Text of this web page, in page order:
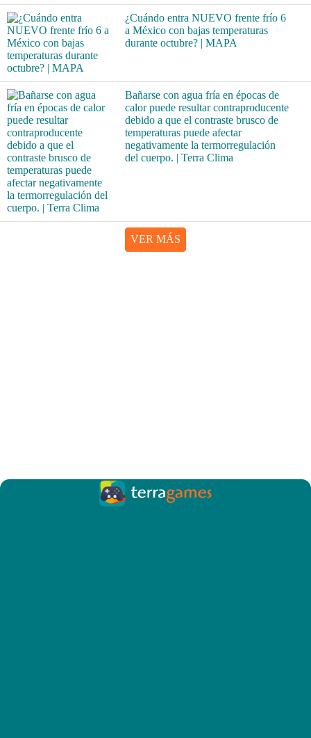
¿Cuándo entra NUEVO frente frío 6
a México con bajas temperaturas
durante octubre? | MAPA
Bañarse con agua fría en épocas de
calor puede resultar contraproducente
debido a que el contraste brusco de
temperaturas puede afectar
negativamente la termorregulación
del cuerpo. | Terra Clima
VER MÁS